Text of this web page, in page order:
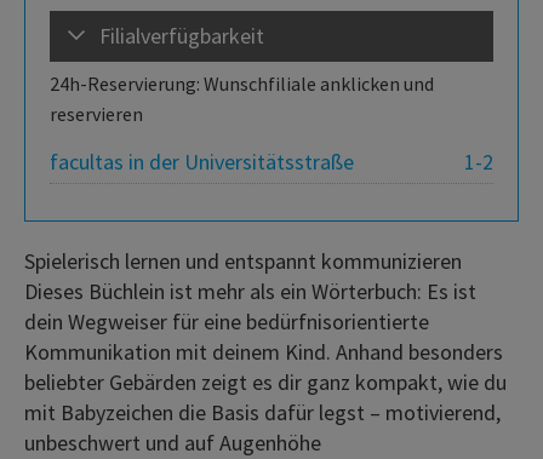
Filialverfügbarkeit
24h-Reservierung: Wunschfiliale anklicken und
reservieren
1-2
facultas in der Universitätsstraße
Spielerisch lernen und entspannt kommunizieren
Dieses Büchlein ist mehr als ein Wörterbuch: Es ist
dein Wegweiser für eine bedürfnisorientierte
Kommunikation mit deinem Kind. Anhand besonders
beliebter Gebärden zeigt es dir ganz kompakt, wie du
mit Babyzeichen die Basis dafür legst – motivierend,
unbeschwert und auf Augenhöhe